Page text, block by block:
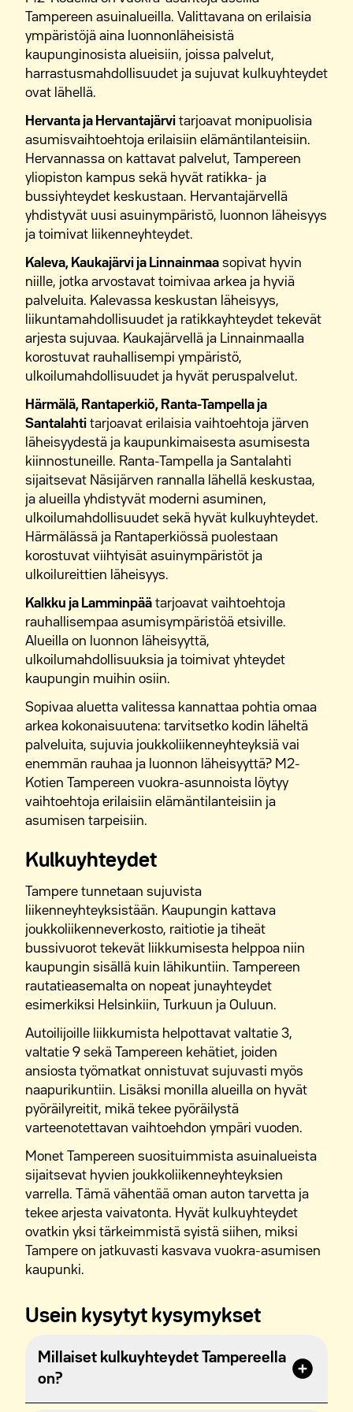
vaikuttavat asumisen arkeen. Tampereella on
mahdollista löytää koteja hyvin erilaisilla
budjeteilla riippuen siitä, miltä alueelta asuntoa
etsitään.
Valtion tukemien vuokra-asuntojen tavoitteena on
tarjota kohtuuhintaista asumista. Tämän vuoksi
M2-Kotien vuokra-asunnot ovat monelle hyvä
vaihtoehto silloin, kun tavoitteena on löytää
laadukas koti hyvien palveluiden läheltä ilman
omistusasumisen sitoumuksia.
Tampereen asuinalueilla. Valittavana on erilaisia
ympäristöjä aina luonnonläheisistä
kaupunginosista alueisiin, joissa palvelut,
harrastusmahdollisuudet ja sujuvat kulkuyhteydet
ovat lähellä.
Hervanta ja Hervantajärvi tarjoavat monipuolisia
asumisvaihtoehtoja erilaisiin elämäntilanteisiin.
Hervannassa on kattavat palvelut, Tampereen
yliopiston kampus sekä hyvät ratikka- ja
bussiyhteydet keskustaan. Hervantajärvellä
yhdistyvät uusi asuinympäristö, luonnon läheisyys
ja toimivat liikenneyhteydet.
Kaleva, Kaukajärvi ja Linnainmaa sopivat hyvin
niille, jotka arvostavat toimivaa arkea ja hyviä
palveluita. Kalevassa keskustan läheisyys,
liikuntamahdollisuudet ja ratikkayhteydet tekevät
arjesta sujuvaa. Kaukajärvellä ja Linnainmaalla
korostuvat rauhallisempi ympäristö,
ulkoilumahdollisuudet ja hyvät peruspalvelut.
Härmälä, Rantaperkiö, Ranta-Tampella ja
Santalahti tarjoavat erilaisia vaihtoehtoja järven
läheisyydestä ja kaupunkimaisesta asumisesta
kiinnostuneille. Ranta-Tampella ja Santalahti
sijaitsevat Näsijärven rannalla lähellä keskustaa,
ja alueilla yhdistyvät moderni asuminen,
ulkoilumahdollisuudet sekä hyvät kulkuyhteydet.
Härmälässä ja Rantaperkiössä puolestaan
korostuvat viihtyisät asuinympäristöt ja
ulkoilureittien läheisyys.
Kalkku ja Lamminpää tarjoavat vaihtoehtoja
rauhallisempaa asumisympäristöä etsiville.
Alueilla on luonnon läheisyyttä,
ulkoilumahdollisuuksia ja toimivat yhteydet
kaupungin muihin osiin.
Sopivaa aluetta valitessa kannattaa pohtia omaa
arkea kokonaisuutena: tarvitsetko kodin läheltä
palveluita, sujuvia joukkoliikenneyhteyksiä vai
enemmän rauhaa ja luonnon läheisyyttä? M2-
Kotien Tampereen vuokra-asunnoista löytyy
vaihtoehtoja erilaisiin elämäntilanteisiin ja
asumisen tarpeisiin.
Kulkuyhteydet
Tampere tunnetaan sujuvista
liikenneyhteyksistään. Kaupungin kattava
joukkoliikenneverkosto, raitiotie ja tiheät
bussivuorot tekevät liikkumisesta helppoa niin
kaupungin sisällä kuin lähikuntiin. Tampereen
rautatieasemalta on nopeat junayhteydet
esimerkiksi Helsinkiin, Turkuun ja Ouluun.
Autoilijoille liikkumista helpottavat valtatie 3,
valtatie 9 sekä Tampereen kehätiet, joiden
ansiosta työmatkat onnistuvat sujuvasti myös
naapurikuntiin. Lisäksi monilla alueilla on hyvät
pyöräilyreitit, mikä tekee pyöräilystä
varteenotettavan vaihtoehdon ympäri vuoden.
Monet Tampereen suosituimmista asuinalueista
sijaitsevat hyvien joukkoliikenneyhteyksien
varrella. Tämä vähentää oman auton tarvetta ja
tekee arjesta vaivatonta. Hyvät kulkuyhteydet
ovatkin yksi tärkeimmistä syistä siihen, miksi
Tampere on jatkuvasti kasvava vuokra-asumisen
kaupunki.
Usein kysytyt kysymykset
Millaiset kulkuyhteydet Tampereella
on?